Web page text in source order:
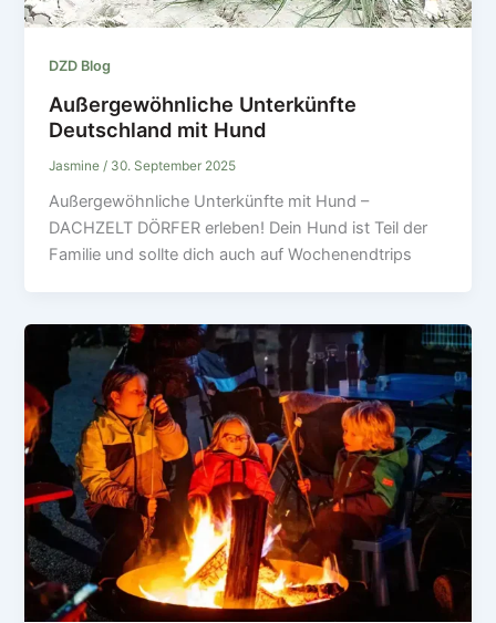
DZD Blog
Außergewöhnliche Unterkünfte
Deutschland mit Hund
Jasmine / 30. September 2025
Außergewöhnliche Unterkünfte mit Hund –
DACHZELT DÖRFER erleben! Dein Hund ist Teil der
Familie und sollte dich auch auf Wochenendtrips